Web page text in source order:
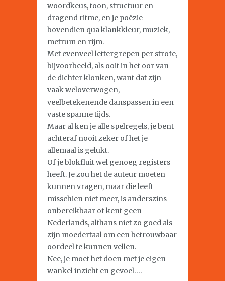
woordkeus, toon, structuur en
dragend ritme, en je poëzie
bovendien qua klankkleur, muziek,
metrum en rijm.
Met evenveel lettergrepen per strofe,
bijvoorbeeld, als ooit in het oor van
de dichter klonken, want dat zijn
vaak weloverwogen,
veelbetekenende danspassen in een
vaste spanne tijds.
Maar al ken je alle spelregels, je bent
achteraf nooit zeker of het je
allemaal is gelukt.
Of je blokfluit wel genoeg registers
heeft. Je zou het de auteur moeten
kunnen vragen, maar die leeft
misschien niet meer, is anderszins
onbereikbaar of kent geen
Nederlands, althans niet zo goed als
zijn moedertaal om een betrouwbaar
oordeel te kunnen vellen.
Nee, je moet het doen met je eigen
wankel inzicht en gevoel….